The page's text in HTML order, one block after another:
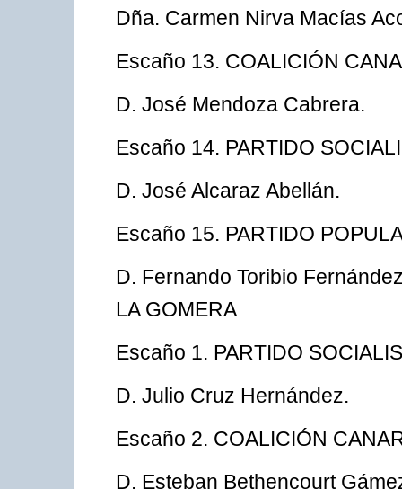
Dña. Carmen Nirva Macías
Escaño 13. COALICIÓN
D. José Mendoza Cabrera.
Escaño 14. PARTIDO
D. José Alcaraz Abellán.
Escaño 15. PARTIDO
D. Fernando Toribio
LA GOMERA
Escaño 1. PARTIDO
D. Julio Cruz Hernández.
Escaño 2. COALICIÓN
D. Esteban Bethencourt